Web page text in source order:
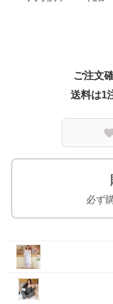
ご注文
送料は1
必ず